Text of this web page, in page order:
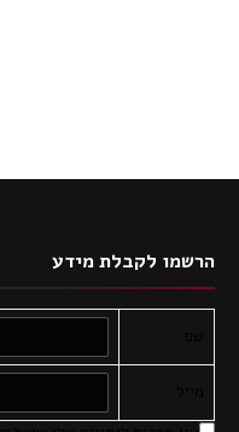
הרשמו לקבלת מידע